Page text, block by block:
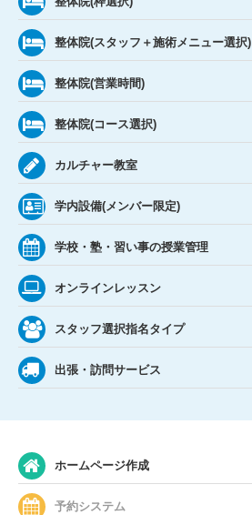
整体院(スタッフ＋施術メニュー選択)
整体院(営業時間)
整体院(コース選択)
カルチャー教室
学内設備(メンバー限定)
学校・塾・習い事の授業管理
オンラインレッスン
スタッフ選択指名タイプ
出張・訪問サービス
ホームページ作成
予約システム